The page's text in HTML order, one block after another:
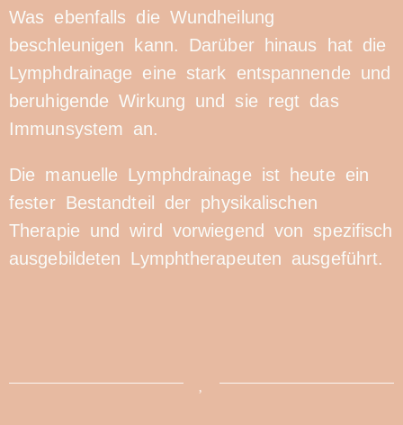
Was ebenfalls die Wundheilung
beschleunigen kann. Darüber hinaus hat die
Lymphdrainage eine stark entspannende und
beruhigende Wirkung und sie regt das
Immunsystem an.
Die manuelle Lymphdrainage ist heute ein
fester Bestandteil der physikalischen
Therapie und wird vorwiegend von spezifisch
ausgebildeten Lymphtherapeuten ausgeführt.